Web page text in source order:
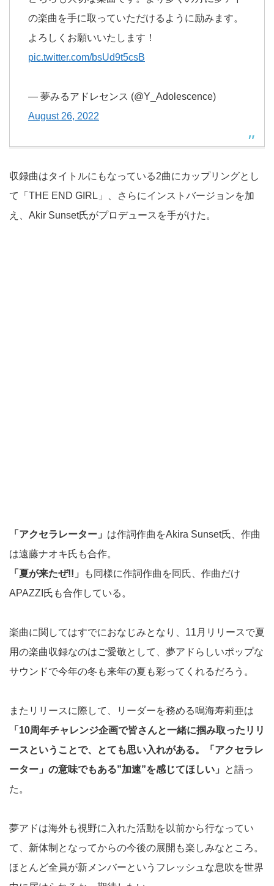
の楽曲を手に取っていただけるように励みます。
よろしくお願いいたします！
pic.twitter.com/bsUd9t5csB
— 夢みるアドレセンス (@Y_Adolescence)
August 26, 2022
収録曲はタイトルにもなっている2曲にカップリングとし
て「THE END GIRL」、さらにインストバージョンを加
え、Akir Sunset氏がプロデュースを手がけた。
「アクセラレーター」 は作詞作曲をAkira Sunset氏、作曲
は遠藤ナオキ氏も合作。
「夏が来たぜ!!」
も同様に作詞作曲を同氏、作曲だけ
APAZZI氏も合作している。
楽曲に関してはすでにおなじみとなり、11月リリースで夏
用の楽曲収録なのはご愛敬として、夢アドらしいポップな
サウンドで今年の冬も来年の夏も彩ってくれるだろう。
またリリースに際して、リーダーを務める鳴海寿莉亜は
「10周年チャレンジ企画で皆さんと一緒に掴み取ったリリ
ースということで、とても思い入れがある。「アクセラレ
ーター」の意味でもある”加速”を感じてほしい」
と語っ
た。
夢アドは海外も視野に入れた活動を以前から行なってい
て、新体制となってからの今後の展開も楽しみなところ。
ほとんど全員が新メンバーというフレッシュな息吹を世界